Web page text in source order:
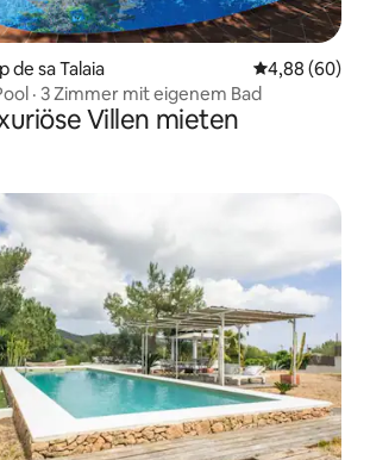
de sa Talaia
4,88 (60)
· 3 Zimmer mit eigenem Bad
Villen mieten